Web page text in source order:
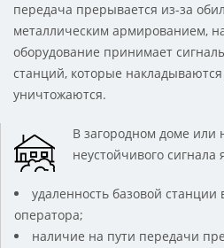
передача прерывается из-за
металлическим армированием,
оборудование принимает
станций, которые
уничтожаются.
В загородном доме или
неустойчивого сигнала
удаленность базовой
оператора;
наличие на пути передачи